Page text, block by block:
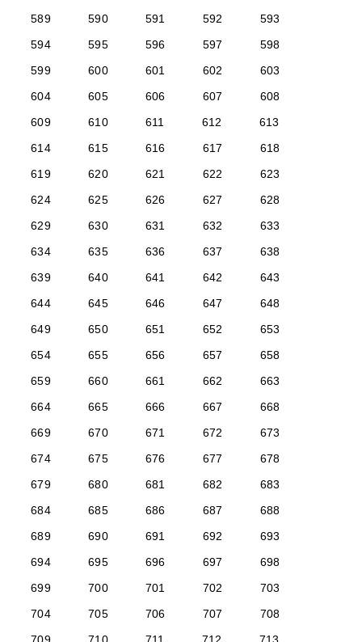
589
590 591 592
593
594
595 596 597
598
599
600 601 602
603
604
605 606 607
608
609
610 611 612
613
614
615 616 617
618
619
620 621 622
623
624
625 626 627
628
629
630 631 632
633
634
635 636 637
638
639
640 641 642
643
644
645 646 647
648
649
650 651 652
653
654
655 656 657
658
659
660 661 662
663
664
665 666 667
668
669
670 671 672
673
674
675 676 677
678
679
680 681 682
683
684
685 686 687
688
689
690 691 692
693
694
695 696 697
698
699
700 701 702
703
704
705 706 707
708